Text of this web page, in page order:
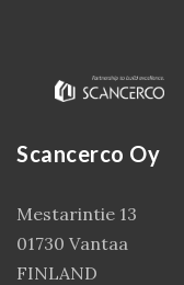
Scancerco Oy
Mestarintie 13
01730 Vantaa
FINLAND